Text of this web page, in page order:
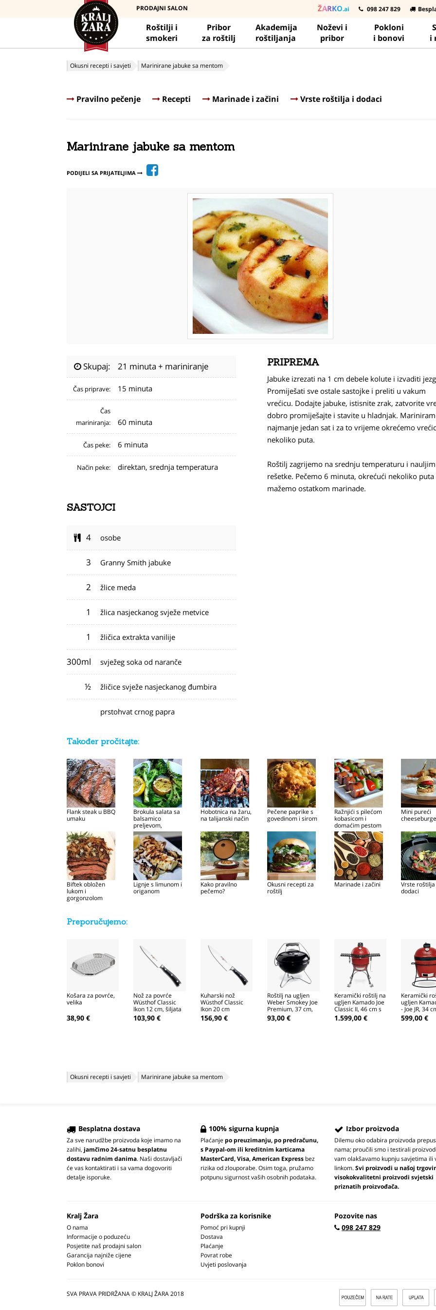
PRODAJNI SALON ŽARKO.ai 098 247 829
Roštilji i
smokeri
Pribor
za roštilj
Akademija
roštiljanja
Noževi i
pribor
Pokloni
i bonovi
i
Okusni recepti i savjeti Marinirane jabuke sa mentom
Pravilno pečenje Recepti Marinade i začini Vrste roštilja i dodaci
Marinirane jabuke sa mentom
PODIJELI SA PRIJATELJIMA
Skupaj: 21 minuta + mariniranje
Čas priprave: 15 minuta
Čas
mariniranja:
60 minuta
Čas peke: 6 minuta
Način peke: direktan, srednja temperatura
SASTOJCI
4 osobe
3 Granny Smith jabuke
2 žlice meda
1 žlica nasjeckanog svježe metvice
1 žličica extrakta vanilije
300ml svježeg soka od naranče
½ žličice svježe nasjeckanog đumbira
prstohvat crnog papra
PRIPREMA
Jabuke izrezati na 1 cm debele kolute i izvaditi
Promiješati sve ostale sastojke i preliti u vakum
vrećicu. Dodajte jabuke, istisnite zrak, zatvorite
dobro promiješajte i stavite u hladnjak.
najmanje jedan sat i za to vrijeme okrećemo
nekoliko puta.
Roštilj zagrijemo na srednju temperaturu i
rešetke. Pečemo 6 minuta, okrećući nekoliko puta
mažemo ostatkom marinade.
Također pročitajte:
Flank steak u BBQ
umaku
Brokula salata sa
balsamico
preljevom,
pripremljena na
roštilju
Hobotnica na žaru,
na talijanski način
Pečene paprike s
govedinom i sirom
Ražnjići s pilećom
kobasicom i
domaćim pestom
od kus kusa
Mini pureći
Biftek obložen
lukom i
gorgonzolom
Lignje s limunom i
origanom
Kako pravilno
pečemo?
Okusni recepti za
roštilj
Marinade i začini
Vrste
dodaci
Preporučujemo:
Košara za povrće,
velika
38,90 €
Nož za povrće
Wüsthof Classic
Ikon 12 cm, šiljata
oštrica
103,90 €
Kuharski nož
Wüsthof Classic
Ikon 20 cm
156,90 €
Roštilj na ugljen
Weber Smokey Joe
Premium, 37 cm,
crni
93,00 €
Keramički roštilj na
ugljen Kamado Joe
Classic II, 46 cm s
kolicima
1.599,00 €
Keramički
ugljen
- Joe JR, 34
599,00 €
Okusni recepti i savjeti Marinirane jabuke sa mentom
Besplatna dostava
Za sve narudžbe proizvoda koje imamo na
zalihi, jamčimo 24-satnu besplatnu
dostavu radnim danima. Naši dostavljači
će vas kontaktirati i sa vama dogovoriti
detalje isporuke.
100% sigurna kupnja
Plaćanje po preuzimanju, po predračunu,
s Paypal-om ili kreditnim karticama
MasterCard, Visa, American Express bez
rizika od zlouporabe. Osim toga, pružamo
potpunu sigurnost vaših osobnih podataka.
Izbor proizvoda
Dilemu oko odabira proizvoda
nama; proučili smo i testirali
vam olakšavamo kupnju savjetima ili
linkom.Svi proizvodi u našoj
visokokvalitetni proizvodi svjetski
priznatih proizvođača.
Kralj Žara
O nama
Informacije o poduzeću
Posjetite naš prodajni salon
Garancija najniže cijene
Poklon bonovi
Podrška za korisnike
Pomoć pri kupnji
Dostava
Plaćanje
Povrat robe
Uvjeti poslovanja
Pozovite nas
098 247 829
SVA PRAVA PRIDRŽANA © KRALJ ŽARA 2018